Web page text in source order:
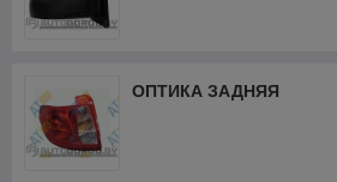
ОПТИКА ЗАДНЯЯ